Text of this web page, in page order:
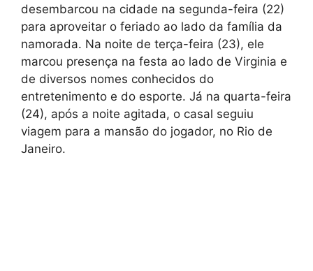
desembarcou na cidade na segunda-feira (22)
para aproveitar o feriado ao lado da família da
namorada. Na noite de terça-feira (23), ele
marcou presença na festa ao lado de Virginia e
de diversos nomes conhecidos do
entretenimento e do esporte. Já na quarta-feira
(24), após a noite agitada, o casal seguiu
viagem para a mansão do jogador, no Rio de
Janeiro.